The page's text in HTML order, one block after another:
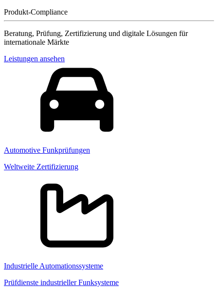
Produkt-Compliance
Beratung, Prüfung, Zertifizierung und digitale Lösungen für
internationale Märkte
Leistungen ansehen
Automotive Funkprüfungen
Weltweite Zertifizierung
Industrielle Automationssysteme
Prüfdienste industrieller Funksysteme